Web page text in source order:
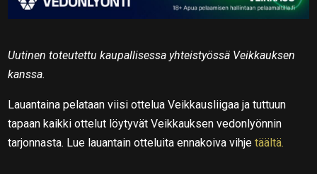
Uutinen toteutettu kaupallisessa yhteistyössä Veikkauksen
kanssa.
Lauantaina pelataan viisi ottelua Veikkausliigaa ja tuttuun
tapaan kaikki ottelut löytyvät Veikkauksen vedonlyönnin
tarjonnasta. Lue lauantain otteluita ennakoiva vihjetäältä.